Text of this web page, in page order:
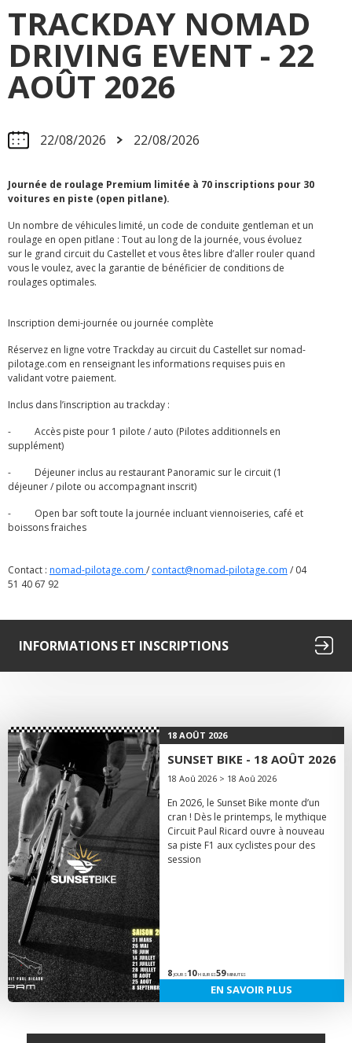
TRACKDAY NOMAD
DRIVING EVENT - 22
AOÛT 2026
22/08/2026 22/08/2026
Journée de roulage Premium limitée à 70 inscriptions pour 30
voitures en piste (open pitlane).
Un nombre de véhicules limité, un code de conduite gentleman et un
roulage en open pitlane : Tout au long de la journée, vous évoluez
sur le grand circuit du Castellet et vous êtes libre d’aller rouler quand
vous le voulez, avec la garantie de bénéficier de conditions de
roulages optimales.
Inscription demi-journée ou journée complète
Réservez en ligne votre Trackday au circuit du Castellet sur nomad-
pilotage.com en renseignant les informations requises puis en
validant votre paiement.
Inclus dans l’inscription au trackday :
- Accès piste pour 1 pilote / auto (Pilotes additionnels en
supplément)
- Déjeuner inclus au restaurant Panoramic sur le circuit (1
déjeuner / pilote ou accompagnant inscrit)
- Open bar soft toute la journée incluant viennoiseries, café et
boissons fraiches
Contact : nomad-pilotage.com / contact@nomad-pilotage.com / 04
51 40 67 92
INFORMATIONS ET INSCRIPTIONS
18 AOÛT 2026
SUNSET BIKE - 18 AOÛT 2026
18 Aoû 2026 > 18 Aoû 2026
En 2026, le Sunset Bike monte d’un
cran ! Dès le printemps, le mythique
Circuit Paul Ricard ouvre à nouveau
sa piste F1 aux cyclistes pour des
session
8JOURS10HEURES59MINUTES
EN SAVOIR PLUS